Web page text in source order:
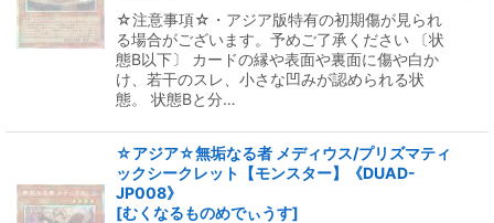
☆注意事項☆・アジア版特有の初期傷が見られ
る場合がございます。予めご了承ください 〔状
態B以下〕 カードの縁や表面や裏面に傷や白か
け、若干のスレ、小さな凹みが認められる状
態。 状態Bと分…
☆アジア☆無垢なる者 メディウス/プリズマティ
ックシークレット【モンスター】《DUAD-
JP008》
[むくなるものめでぃうす]